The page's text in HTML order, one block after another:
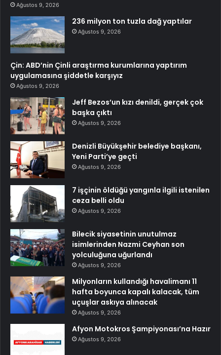
Ağustos 9, 2026
236 milyon ton tuzla dağ yaptılar
Ağustos 9, 2026
Çin: ABD’nin Çinli araştırma kurumlarına yaptırım
uygulamasına şiddetle karşıyız
Ağustos 9, 2026
Jeff Bezos’un kızı denildi, gerçek çok
başka çıktı
Ağustos 9, 2026
Denizli Büyükşehir belediye başkanı,
Yeni Parti’ye geçti
Ağustos 9, 2026
7 işçinin öldüğü yangınla ilgili istenilen
ceza belli oldu
Ağustos 9, 2026
Bilecik siyasetinin unutulmaz
isimlerinden Nazmi Ceyhan son
yolculuğuna uğurlandı
Ağustos 9, 2026
Milyonların kullandığı havalimanı 11
hafta boyunca kapalı kalacak, tüm
uçuşlar askıya alınacak
Ağustos 9, 2026
Afyon Motokros Şampiyonası’na Hazır
Ağustos 9, 2026